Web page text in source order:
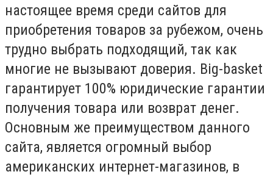
настоящее время среди сайтов для
приобретения товаров за рубежом, очень
трудно выбрать подходящий, так как
многие не вызывают доверия. Big-basket
гарантирует 100% юридические гарантии
получения товара или возврат денег.
Основным же преимуществом данного
сайта, является огромный выбор
американских интернет-магазинов, в